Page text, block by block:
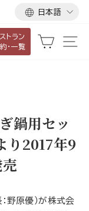
言
語
日本語
トラン
・一覧
カート
鍋用セッ
り2017年9
野原優）が株式会